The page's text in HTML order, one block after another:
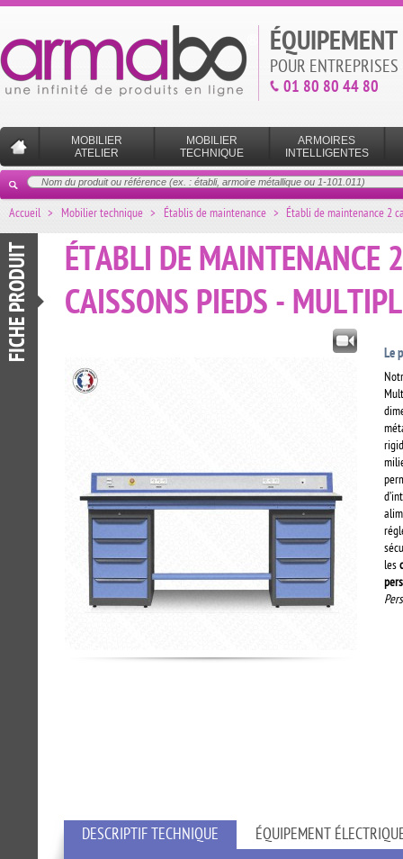
POUR
01 80 80 44 80
MOBILIER
ATELIER
MOBILIER
TECHNIQUE
ARMOIRES
INTELLIGENTES
Accueil > Mobilier technique > Établis de maintenance > Établi de maintenance 2
FICHE PRODUIT
ÉTABLI DE MAINTENANCE 2
CAISSONS PIEDS -
Le
les
DESCRIPTIF TECHNIQUE ÉQUIPEMENT